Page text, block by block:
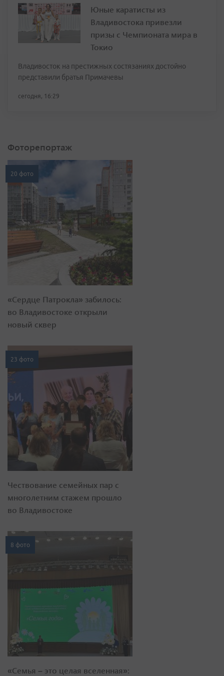
Юные каратисты из
Владивостока привезли
призы с Чемпионата мира в
Токио
Владивосток на престижных состязаниях достойно
представили братья Примачевы
сегодня, 16:29
Фоторепортаж
20 фото
«Сердце Патрокла» забилось:
во Владивостоке открыли
новый сквер
23 фото
Чествование семейных пар с
многолетним стажем прошло
во Владивостоке
8 фото
«Семья – это целая вселенная»: